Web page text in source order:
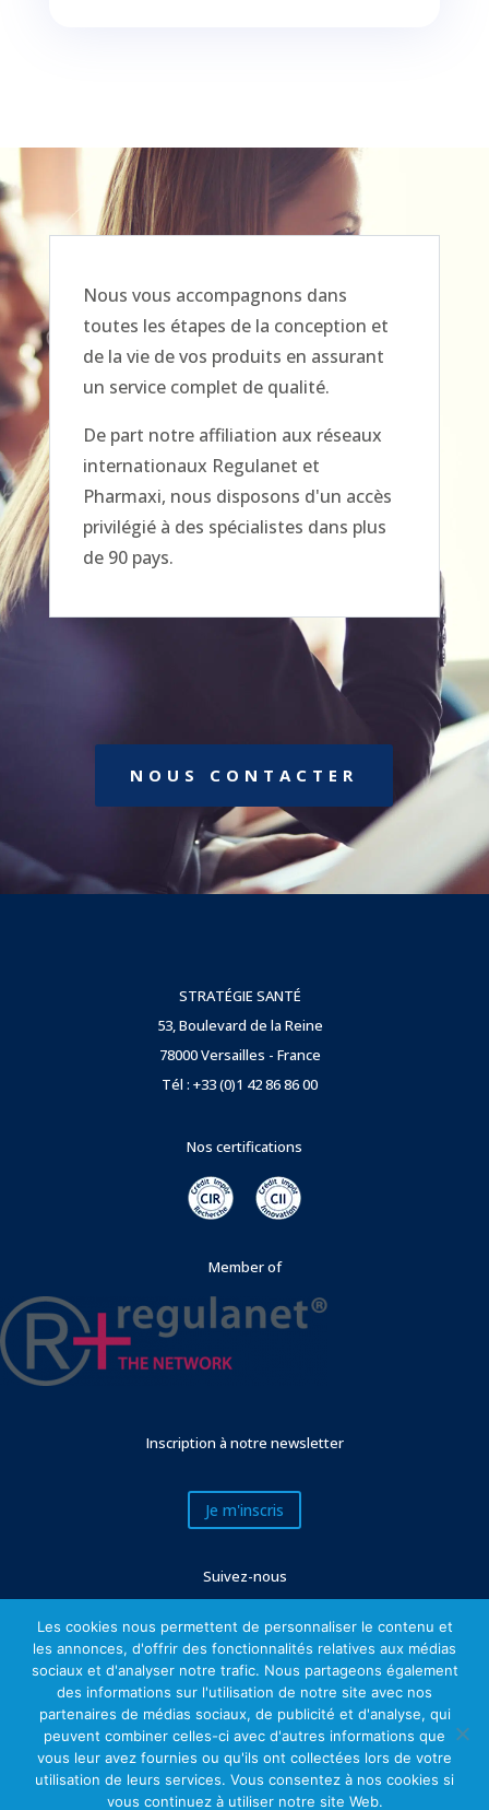
Nous vous accompagnons dans
toutes les étapes de la conception et
de la vie de vos produits en assurant
un service complet de qualité.
De part notre affiliation aux réseaux
internationaux Regulanet et
Pharmaxi, nous disposons d'un accès
privilégié à des spécialistes dans plus
de 90 pays.
NOUS CONTACTER
STRATÉGIE SANTÉ
53, Boulevard de la Reine
78000 Versailles - France
Tél : +33 (0)1 42 86 86 00
Nos certifications
Member of
Inscription à notre newsletter
Je m'inscris
Suivez-nous
Mentions légales
Les cookies nous permettent de personnaliser le contenu et
les annonces, d'offrir des fonctionnalités relatives aux médias
sociaux et d'analyser notre trafic. Nous partageons également
des informations sur l'utilisation de notre site avec nos
partenaires de médias sociaux, de publicité et d'analyse, qui
peuvent combiner celles-ci avec d'autres informations que
vous leur avez fournies ou qu'ils ont collectées lors de votre
utilisation de leurs services. Vous consentez à nos cookies si
vous continuez à utiliser notre site Web.